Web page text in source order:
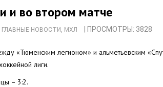
и во втором матче
ГЛАВНЫЕ НОВОСТИ МХЛ | ПРОСМОТРЫ: 3828
«Тюменским легионом» и альметьевским
лиги.
– 3:2.